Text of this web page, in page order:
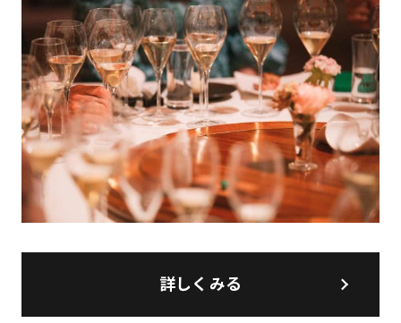
詳しくみる